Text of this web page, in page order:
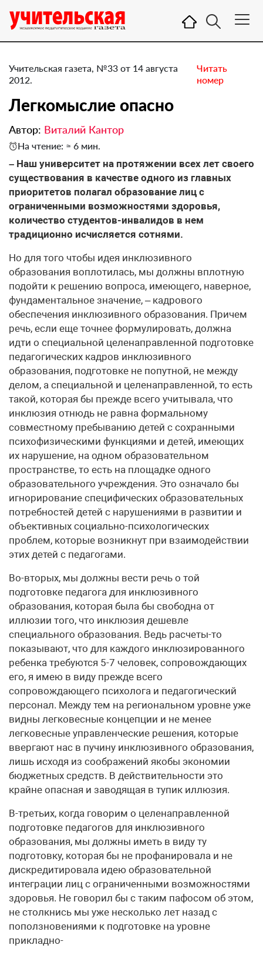
Учительская газета, №33 от 14 августа
2012.
Читать
номер
Легкомыслие опасно
Автор: Виталий Кантор
На чтение: ≈ 6 мин.
– Наш университет на протяжении всех лет своего
существования в качестве одного из главных
приоритетов полагал образование лиц с
ограниченными возможностями здоровья,
количество студентов-инвалидов в нем
традиционно исчисляется сотнями.
Но для того чтобы идея инклюзивного
образования воплотилась, мы должны вплотную
подойти к решению вопроса, имеющего, наверное,
фундаментальное значение, – кадрового
обеспечения инклюзивного образования. Причем
речь, если еще точнее формулировать, должна
идти о специальной целенаправленной подготовке
педагогических кадров инклюзивного
образования, подготовке не попутной, не между
делом, а специальной и целенаправленной, то есть
такой, которая бы прежде всего учитывала, что
инклюзия отнюдь не равна формальному
совместному пребыванию детей с сохранными
психофизическими функциями и детей, имеющих
их нарушение, на одном образовательном
пространстве, то есть на площадке одного
образовательного учреждения. Это означало бы
игнорирование специфических образовательных
потребностей детей с нарушениями в развитии и
объективных социально-психологических
проблем, которые возникнут при взаимодействии
этих детей с педагогами.
Во-вторых, мы должны вести речь о той
подготовке педагога для инклюзивного
образования, которая была бы свободна от
иллюзии того, что инклюзия дешевле
специального образования. Ведь расчеты-то
показывают, что для каждого инклюзированного
ребенка требуются 5-7 человек, сопровождающих
его, я имею в виду прежде всего
сопровождающего психолога и педагогический
персонал. Между тем на региональном уровне уже
видны легковесные концепции и не менее
легковесные управленческие решения, которые
ввергают нас в пучину инклюзивного образования,
лишь исходя из соображений якобы экономии
бюджетных средств. В действительности это
крайне опасная и заводящая в тупик иллюзия.
В-третьих, когда говорим о целенаправленной
подготовке педагогов для инклюзивного
образования, мы должны иметь в виду ту
подготовку, которая бы не профанировала и не
дискредитировала идею образовательной
интеграции лиц с ограниченными возможностями
здоровья. Не говорил бы с таким пафосом об этом,
не столкнись мы уже несколько лет назад с
поползновениями к подготовке на уровне
прикладно-